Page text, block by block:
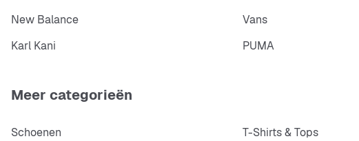
New Balance
Vans
Karl Kani
PUMA
Meer categorieën
Schoenen T-Shirts & Tops